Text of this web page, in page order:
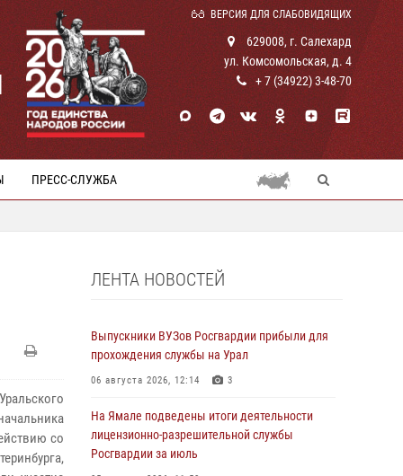
ВЕРСИЯ ДЛЯ СЛАБОВИДЯЩИХ
629008, г. Салехард
ул. Комсомольская, д. 4
+ 7 (34922) 3-48-70
ПРЕСС-СЛУЖБА
со
ЛЕНТА НОВОСТЕЙ
Выпускники ВУЗов Росгвардии прибыли для
прохождения службы на Урал
06 августа 2026, 12:14 3
На Ямале подведены итоги деятельности
лицензионно-разрешительной службы
Росгвардии за июль